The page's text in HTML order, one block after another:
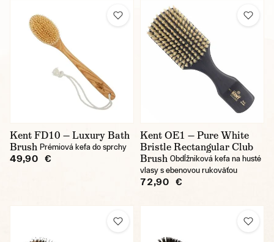
Kent FD10 — Luxury Bath
Brush Prémiová kefa do sprchy
49,90 €
Kent OE1 — Pure White
Bristle Rectangular Club
Brush Obdĺžniková kefa na husté
vlasy s ebenovou rukoväťou
72,90 €